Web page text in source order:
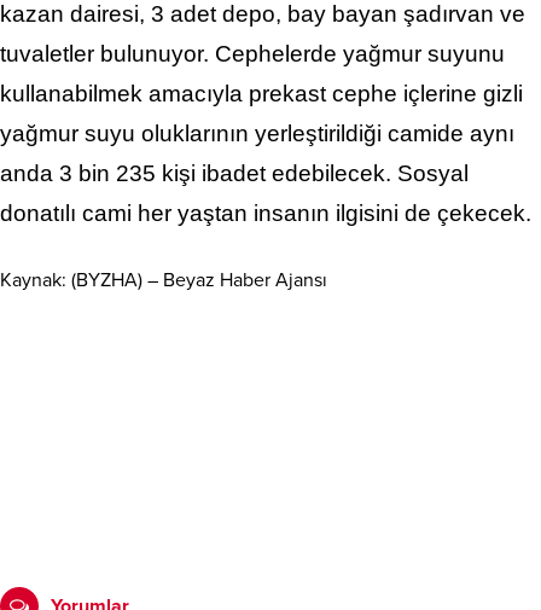
kazan dairesi, 3 adet depo, bay bayan şadırvan ve
tuvaletler bulunuyor. Cephelerde yağmur suyunu
kullanabilmek amacıyla prekast cephe içlerine gizli
yağmur suyu oluklarının yerleştirildiği camide aynı
anda 3 bin 235 kişi ibadet edebilecek. Sosyal
donatılı cami her yaştan insanın ilgisini de çekecek.
Kaynak: (BYZHA) – Beyaz Haber Ajansı